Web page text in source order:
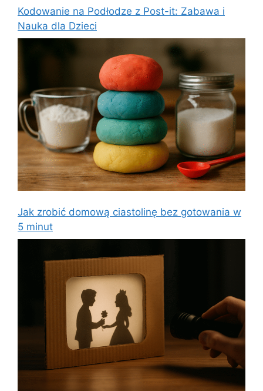
Kodowanie na Podłodze z Post-it: Zabawa i
Nauka dla Dzieci
Jak zrobić domową ciastolinę bez gotowania w
5 minut